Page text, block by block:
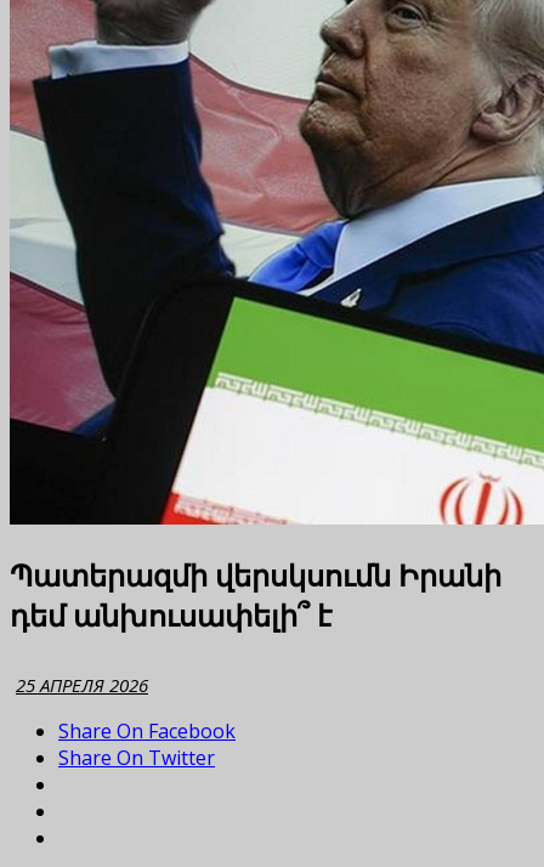
Պատերազմի վերսկսումն Իրանի
դեմ անխուսափելի՞ է
25 АПРЕЛЯ 2026
Share On Facebook
Share On Twitter